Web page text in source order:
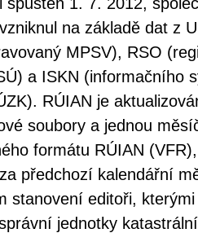
na základě dat z
MPSV), RSO
a ISKN (informačního
RÚIAN je
soubory a jednou
formátu RÚIAN
předchozí kalendářní
stanovení editoři,
jednotky